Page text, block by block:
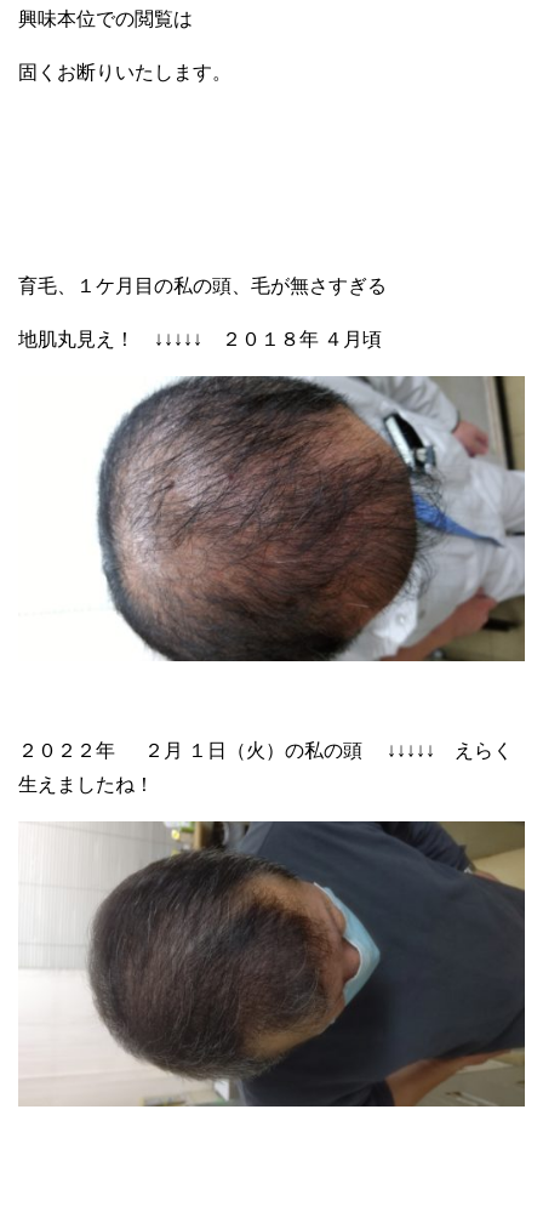
興味本位での閲覧は
固くお断りいたします。
育毛、１ケ月目の私の頭、毛が無さすぎる
地肌丸見え！ ↓↓↓↓↓ ２０１８年 ４月頃
２０２２年 ２月 １日（火）の私の頭 ↓↓↓↓↓ えらく
生えましたね！